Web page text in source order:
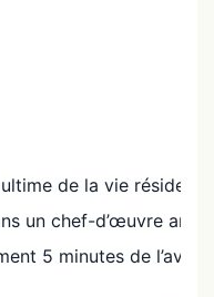
ultime de la vie
un chef-d’œuvre
5 minutes de